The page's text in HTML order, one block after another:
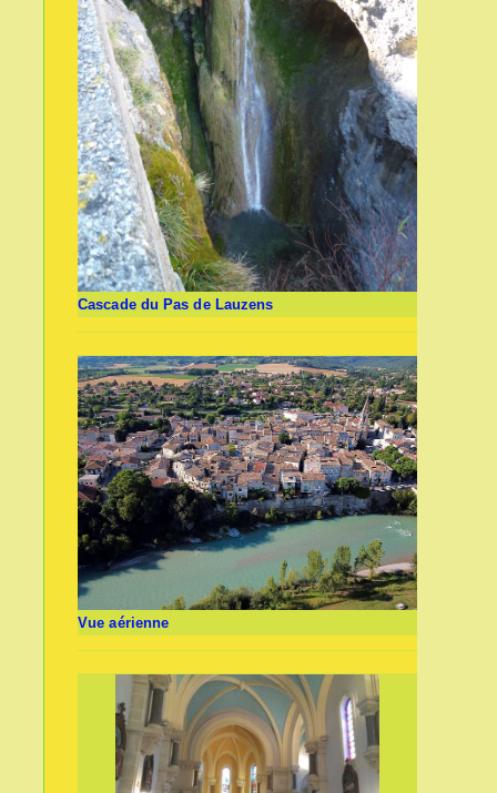
Cascade du Pas de Lauzens
Vue aérienne